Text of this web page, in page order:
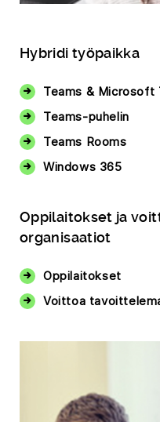
Hybridi työpaikka
Teams & Microsoft
Teams-puhelin
Teams Rooms
Windows 365
Oppilaitokset ja
organisaatiot
Oppilaitokset
Voittoa